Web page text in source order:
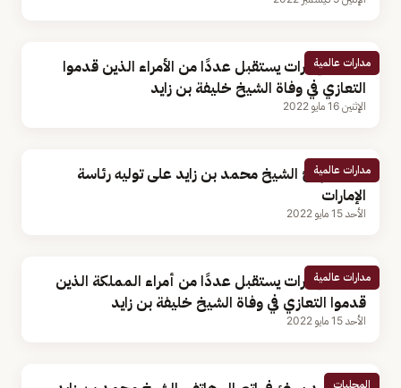
مدارات عالمية
رئيس الإمارات يستقبل عددًا من الأمراء الذين قدموا
التعازي في وفاة الشيخ خليفة بن زايد
الإثنين 16 مايو 2022
مدارات عالمية
بايدن يهنئ الشيخ محمد بن زايد على توليه رئاسة
الإمارات
الأحد 15 مايو 2022
مدارات عالمية
رئيس الإمارات يستقبل عددًا من أمراء المملكة الذين
قدموا التعازي في وفاة الشيخ خليفة بن زايد
الأحد 15 مايو 2022
المحليات